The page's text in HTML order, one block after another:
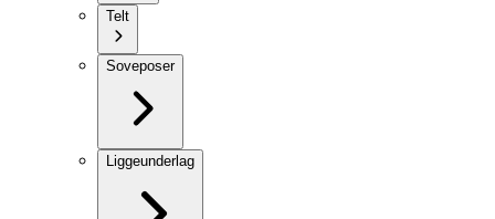
Telt
Soveposer
Liggeunderlag